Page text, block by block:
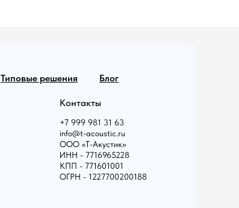
Контакты
+7 999 981 31 63
info@t-acoustic.ru
ООО «Т-Акустик»
ИНН - 7716965228
КПП - 771601001
ОГРН - 1227700200188
Типовые решения Блог